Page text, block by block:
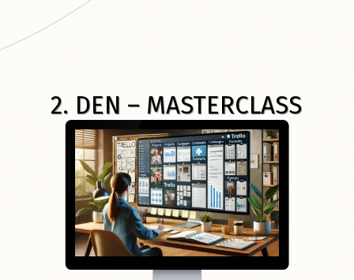
2. DEN – MASTERCLASS